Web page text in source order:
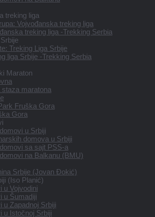
treking liga
Vojvođanska treking liga
treking liga -Trekking Serbia
Treking Liga Srbije
liga Srbije -Trekking Serbia
Maraton
staza maratona
Fruška Gora
Gora
u Srbiji
domova u Srbiji
sa sajt PSS-a
na Balkanu (BMU)
Srbije (Jovan Đokić)
(Iso Planić)
u Vojvodini
u Šumadiji
u Zapadnoj Srbiji
u Istočnoj Srbiji